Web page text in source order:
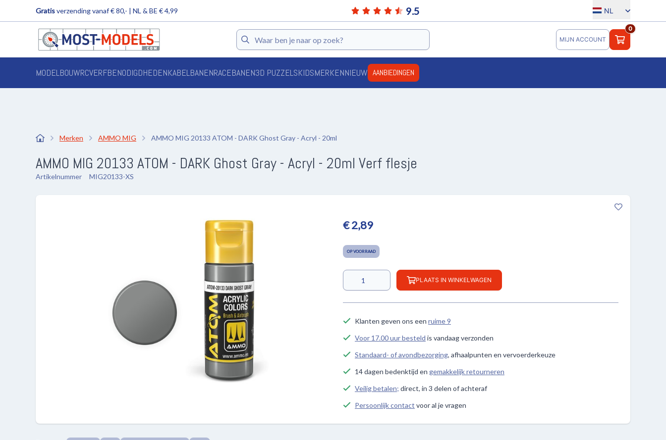
9.5
Gratisverzending vanaf € 80,- | NL & BE € 4,99 NL
MIJN ACCOUNT
0
Zoeken
MODELBOUWRCVERFBENODIGDHEDENKABELBANENRACEBANEN3D PUZZELSKIDSMERKENNIEUW AANBIEDINGEN
Merken AMMO MIG AMMO MIG 20133 ATOM - DARK Ghost Gray - Acryl - 20ml
AMMO MIG 20133 ATOM - DARK Ghost Gray - Acryl - 20ml Verf flesje
Artikelnummer MIG20133-XS
€ 2,89
OP VOORRAAD
PLAATS IN WINKELWAGEN
Klanten geven ons een ruime 9
Voor 17.00 uur besteld is vandaag verzonden
Standaard- of avondbezorging, afhaalpunten en vervoerderkeuze
14 dagen bedenktijd en gemakkelijk retourneren
Veilig betalen; direct, in 3 delen of achteraf
Persoonlijk contact voor al je vragen